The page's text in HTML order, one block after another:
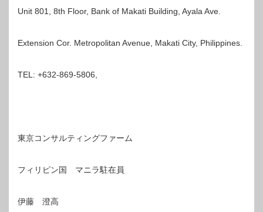
Unit 801, 8th Floor, Bank of Makati Building, Ayala Ave.
Extension Cor. Metropolitan Avenue, Makati City, Philippines.
TEL: +632-869-5806,
東京コンサルティングファーム
フィリピン国 マニラ駐在員
伊藤 澄高